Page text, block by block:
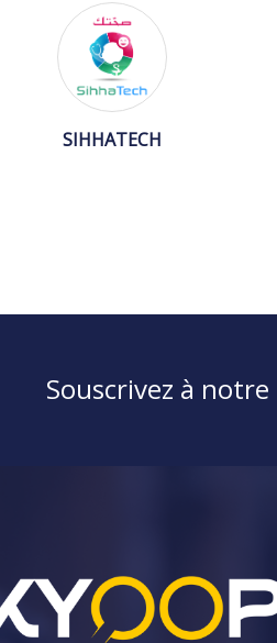
SIHHATECH
Souscrivez à notre